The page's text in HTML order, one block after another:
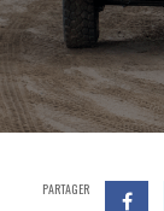
PARTAGER